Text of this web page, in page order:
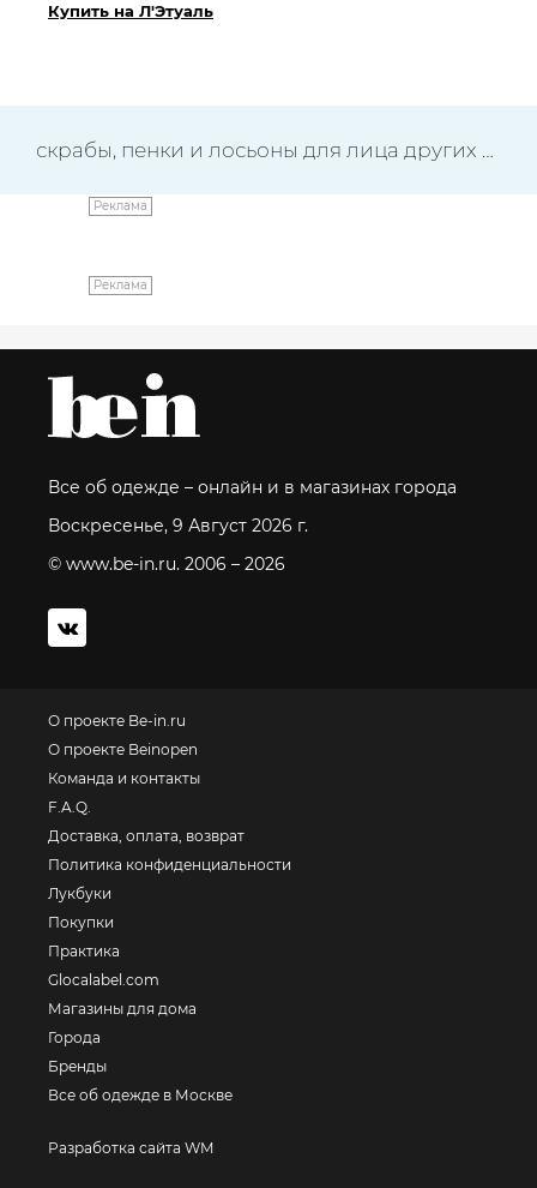
Купить на Л'Этуаль
скрабы, пенки и лосьоны для лица других
Реклама
Реклама
Все об одежде – онлайн и в магазинах города
Воскресенье, 9 Август 2026 г.
© www.be-in.ru. 2006 – 2026
О проекте Be-in.ru
О проекте Beinopen
Команда и контакты
F.A.Q.
Доставка, оплата, возврат
Политика конфиденциальности
Лукбуки
Покупки
Практика
Glocalabel.com
Магазины для дома
Города
Бренды
Все об одежде в Москве
Разработка сайта WM